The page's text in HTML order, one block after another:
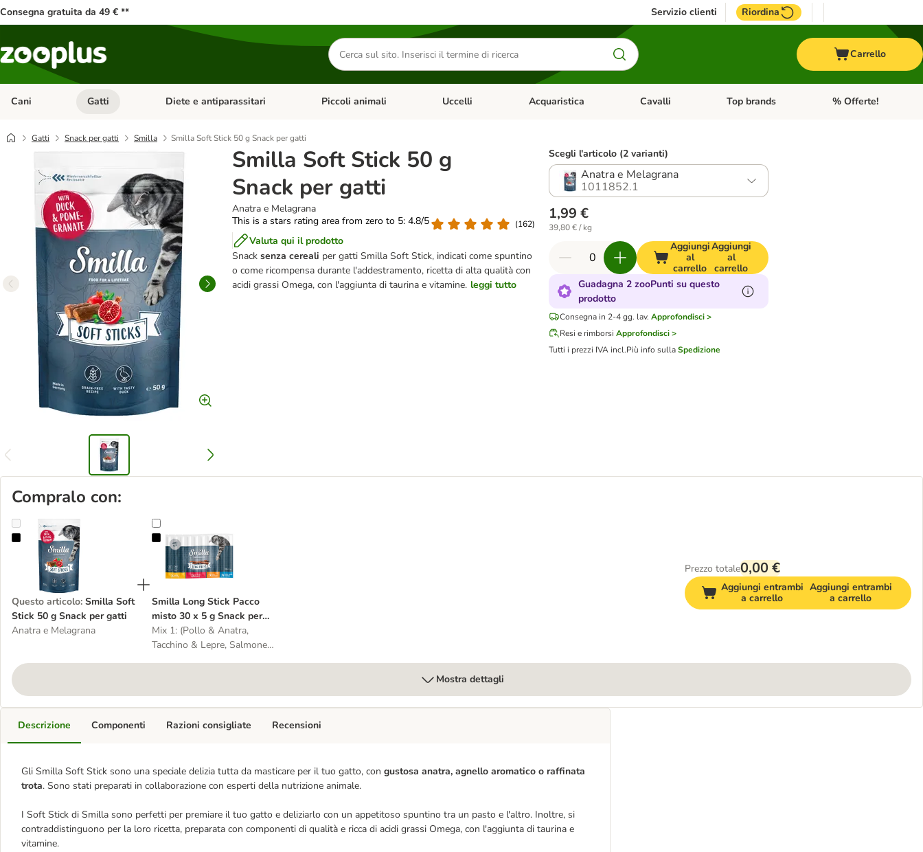
Consegna gratuita da 49 € ** Servizio clienti Riordina
Cerca
prodotti
Carrello
Cani Apri Menu Categoria: Cani
Gatti Apri Menu Categoria: Gatti
Diete e antiparassitari Apri Menu Categoria: Diete e antiparassitari
Piccoli animali Apri Menu Categoria: Piccoli animali
Uccelli Apri Menu Categoria: Uccelli
Acquaristica Apri Menu Categoria: Acquaristica
Cavalli Apri Menu Categoria: Cavalli
Top brands Apri Menu Categoria:
% Offerte!
Gatti Snack per gatti Smilla Smilla Soft Stick 50 g Snack per gatti
Smilla Soft Stick 50 g
Snack per gatti
Anatra e Melagrana
This is a stars rating area from zero to 5: 4.8/5
(162)
Valuta qui il prodotto
Snack senza cereali per gatti Smilla Soft Stick, indicati come spuntino
o come ricompensa durante l'addestramento, ricetta di alta qualità con
acidi grassi Omega, con l'aggiunta di taurina e vitamine. leggi tutto
Scegli l'articolo (2 varianti)
Anatra e Melagrana
1011852.1
1,99 €
39,80 € / kg
Aggiungi
al
carrello
Aggiungi
al
carrello
Guadagna 2 zooPunti su questo
prodotto
Consegna in 2-4 gg. lav. Approfondisci >
Resi e rimborsi Approfondisci >
Tutti i prezzi IVA incl.Più info sullaSpedizione
Compralo con:
Smilla Soft Stick 50 g Snack per gatti
Questo articolo: Smilla Soft
Stick 50 g Snack per gatti
Anatra e Melagrana
Smilla Long Stick Pacco misto 30 x 5 g Snack per gatto
Smilla Long Stick Pacco
misto 30 x 5 g Snack per
gatto
Mix 1: (Pollo & Anatra,
Tacchino & Lepre, Salmone
Prezzo totale0,00 €
Aggiungi entrambi
a carrello
Aggiungi entrambi
a carrello
Mostra dettagli
Descrizione
Gli Smilla Soft Stick sono una speciale delizia tutta da masticare per il tuo gatto, con gustosa anatra, agnello aromatico o raffinata
trota. Sono stati preparati in collaborazione con esperti della nutrizione animale.
I Soft Stick di Smilla sono perfetti per premiare il tuo gatto e deliziarlo con un appetitoso spuntino tra un pasto e l'altro. Inoltre, si
contraddistinguono per la loro ricetta, preparata con componenti di qualità e ricca di acidi grassi Omega, con l'aggiunta di taurina e
vitamine.
Componenti Razioni consigliate Recensioni